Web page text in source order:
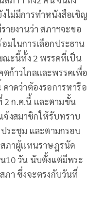
ไม่มีการทำหนังสือเชิญ
ายงานว่า สภาฯจะขอ
มในการเลือกประธาน
ณะนี้ทั้ง 2 พรรคที่เป็น
ก้าวไกลและพรรคเพื่อ
าดว่าต้องรอการหารือ
2 ก.ค.นี้ และตามขั้น
งสมาชิกให้รับทราบ
ระชุม และตามกรอบ
สภาผู้แทนราษฎรนัด
10 วัน นับตั้งแต่มีพระ
ภา ซึ่งจะตรงกับวันที่